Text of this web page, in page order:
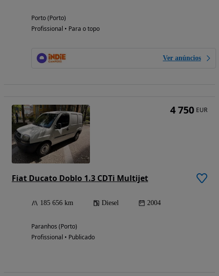
Porto (Porto)
Profissional • Para o topo
Ver anúncios
Fiat Ducato Doblo 1.3 CDTi Multijet
185 656 km Diesel 2004
Paranhos (Porto)
Profissional • Publicado
4 750 EUR